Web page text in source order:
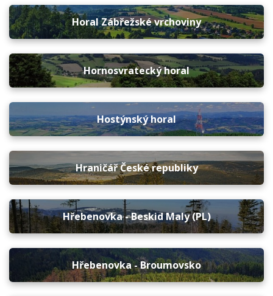
Horal Zábřežské vrchoviny
Hornosvratecký horal
Hostýnský horal
Hraničář České republiky
Hřebenovka - Beskid Maly (PL)
Hřebenovka - Broumovsko